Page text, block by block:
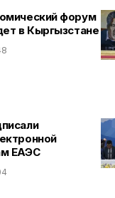
форум
в Кыргызстане
ЕАЭС